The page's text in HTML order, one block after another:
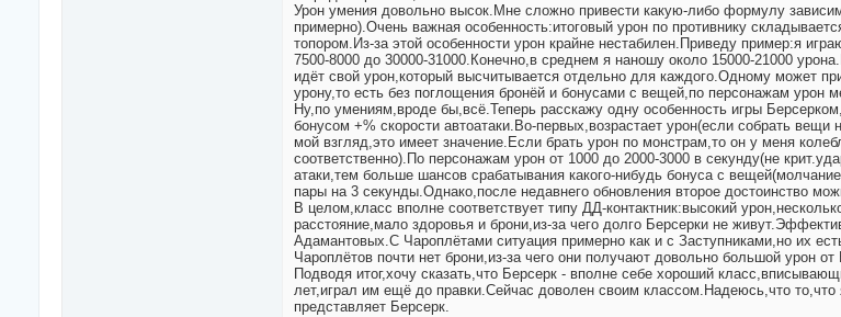
Урон умения довольно высок.Мне сложно привести какую-либо формулу
примерно).Очень важная особенность:итоговый урон по противнику
топором.Из-за этой особенности урон крайне нестабилен.Приведу пример:я
7500-8000 до 30000-31000.Конечно,в среднем я наношу около 15000-21000
идёт свой урон,который высчитывается отдельно для каждого.Одному может
урону,то есть без поглощения бронёй и бонусами с вещей,по персонажам урон
Ну,по умениям,вроде бы,всё.Теперь расскажу одну особенность игры
бонусом +% скорости автоатаки.Во-первых,возрастает урон(если собрать
мой взгляд,это имеет значение.Если брать урон по монстрам,то он у меня
соответственно).По персонажам урон от 1000 до 2000-3000 в секунду(не
атаки,тем больше шансов срабатывания какого-нибудь бонуса с
пары на 3 секунды.Однако,после недавнего обновления второе достоинство
В целом,класс вполне соответствует типу ДД-контактник:высокий
расстояние,мало здоровья и брони,из-за чего долго Берсерки не
Адамантовых.С Чароплётами ситуация примерно как и с Заступниками,но их
Чароплётов почти нет брони,из-за чего они получают довольно большой урон
Подводя итог,хочу сказать,что Берсерк - вполне себе хороший
лет,играл им ещё до правки.Сейчас доволен своим классом.Надеюсь,что
представляет Берсерк.